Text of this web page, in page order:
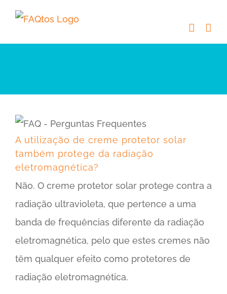
Skip
content
A utilização de creme protetor solar
também protege da radiação
eletromagnética?
Não. O creme protetor solar protege contra a
radiação ultravioleta, que pertence a uma
banda de frequências diferente da radiação
eletromagnética, pelo que estes cremes não
têm qualquer efeito como protetores de
radiação eletromagnética.